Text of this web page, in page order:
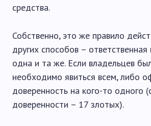
средства.
Собственно, это же правило
других способов – ответственная
одна и та же. Если владельцев
необходимо явиться всем, либо
доверенность на кого-то одного
доверенности – 17 злотых).